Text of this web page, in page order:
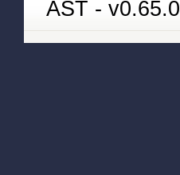
AST - v0.65.0